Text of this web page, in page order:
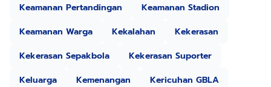
Keamanan Pertandingan
Keamanan Stadion
Keamanan Warga
Kekalahan
Kekerasan
Kekerasan Sepakbola
Kekerasan Suporter
Keluarga
Kemenangan
Kericuhan GBLA